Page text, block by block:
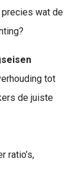
precies wat de
tot
de juiste
ratio’s,